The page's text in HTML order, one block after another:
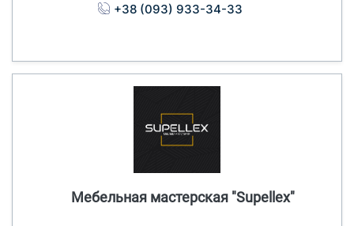
+38 (093) 933-34-33
Мебельная мастерская "Supellex"